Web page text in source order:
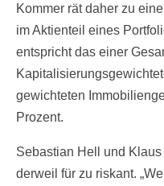
Kommer rät daher zu
im Aktienteil eines
entspricht das einer
gewichteten
Prozent.
Sebastian Hell und
derweil für zu riskant.